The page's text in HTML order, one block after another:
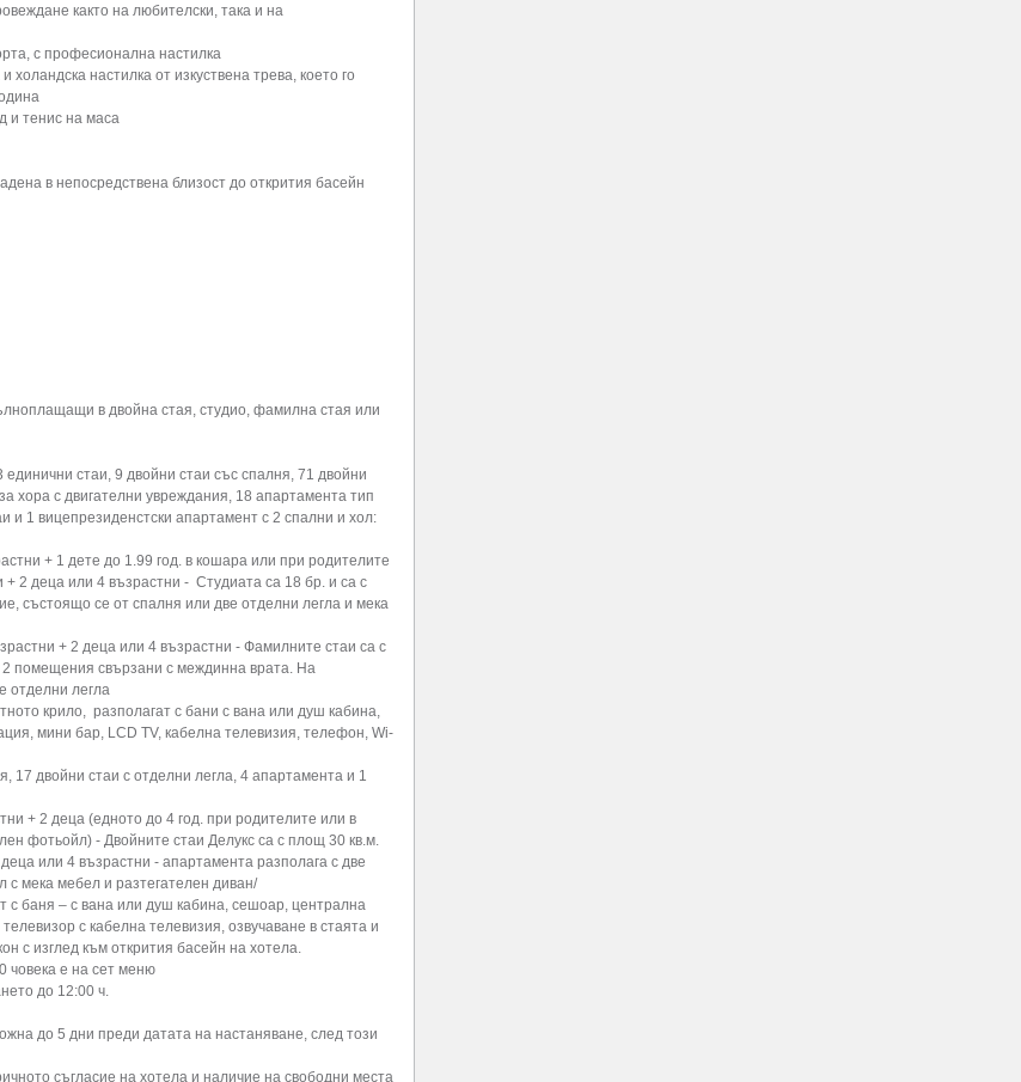
както на любителски, така и на
с професионална настилка
настилка от изкуствена трева, което го
и тенис на маса
в непосредствена близост до открития басейн
в двойна стая, студио, фамилна стая или
единични стаи, 9 двойни стаи със спалня, 71 двойни
хора с двигателни увреждания, 18 апартамента тип
и 1 вицепрезиденстски апартамент с 2 спални и хол:
+ 1 дете до 1.99 год. в кошара или при родителите
2 деца или 4 възрастни - Студиата са 18 бр. и са с
състоящо се от спалня или две отделни легла и мека
+ 2 деца или 4 възрастни - Фамилните стаи са с
2 помещения свързани с междинна врата. На
отделни легла
крило, разполагат с бани с вана или душ кабина,
мини бар, LCD TV, кабелна телевизия, телефон, Wi-
17 двойни стаи с отделни легла, 4 апартамента и 1
+ 2 деца (едното до 4 год. при родителите или в
фотьойл) - Двойните стаи Делукс са с площ 30 кв.м.
или 4 възрастни - апартамента разполага с две
с мека мебел и разтегателен диван/
с баня – с вана или душ кабина, сешоар, централна
с кабелна телевизия, озвучаване в стаята и
с изглед към открития басейн на хотела.
човека е на сет меню
до 12:00 ч.
до 5 дни преди датата на настаняване, след този
съгласие на хотела и наличие на свободни места